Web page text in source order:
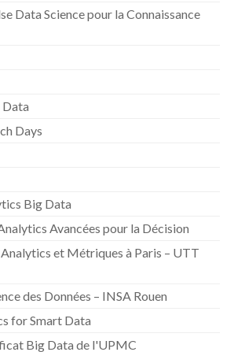
Data Science pour la Connaissance
Days
Big Data
Avancées pour la Décision
et Métriques à Paris – UTT
des Données – INSA Rouen
for Smart Data
Big Data de l'UPMC